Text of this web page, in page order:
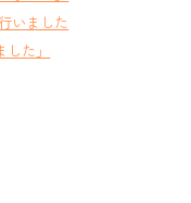
いました
た」